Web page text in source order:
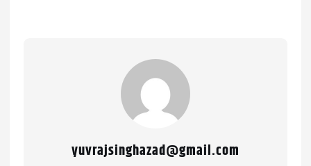
yuvrajsinghazad@gmail.com